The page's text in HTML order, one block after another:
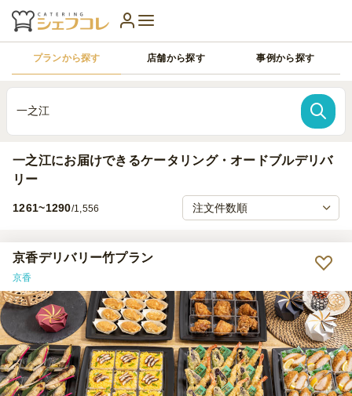
プランから探す 店舗から探す 事例から探す
一之江
一之江にお届けできるケータリング・オードブルデリバ
リー
1261~1290/1,556
京香デリバリー竹プラン
京香